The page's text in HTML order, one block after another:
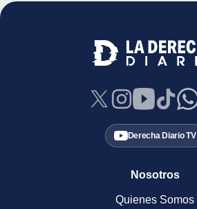
Derecha Diario TV
Nosotros
Quienes Somos